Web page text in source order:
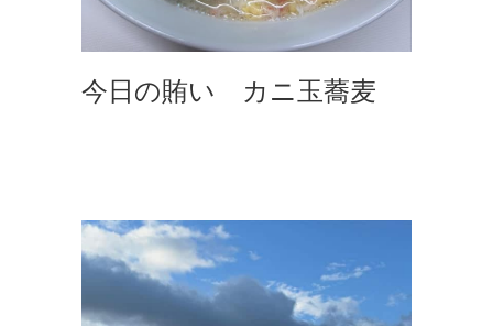
今日の賄い カニ玉蕎麦